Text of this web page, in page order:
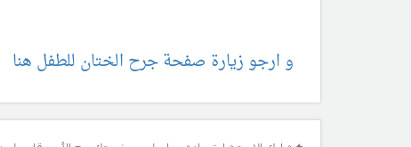
و ارجو زيارة صفحة جرح الختان للطفل هنا